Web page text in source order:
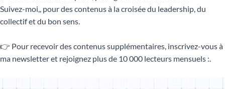
Suivez-moi,, pour des contenus à la croisée du leadership, du
collectif et du bon sens.
👉 Pour recevoir des contenus supplémentaires, inscrivez-vous à
ma newsletter et rejoignez plus de 10 000 lecteurs mensuels :.